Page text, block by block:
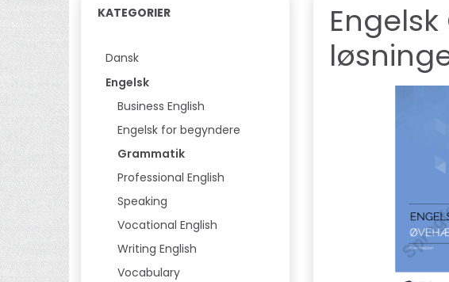
KATEGORIER
Dansk
Engelsk
Business English
Engelsk for begyndere
Grammatik
Professional English
Speaking
Vocational English
Writing English
Vocabulary